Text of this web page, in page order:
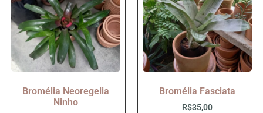
Bromélia Neoregelia
Ninho
Bromélia Fasciata
R$35,00